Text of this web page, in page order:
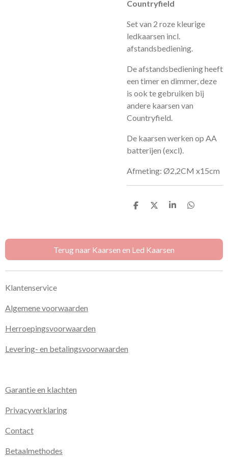
Countryfield
Set van 2 roze kleurige
ledkaarsen incl.
afstandsbediening.
De afstandsbediening heeft
een timer en dimmer, deze
is ook te gebruiken bij
andere kaarsen van
Countryfield.
De kaarsen werken op AA
batterijen (excl).
Afmeting: Ø2,2CM x15cm
D
n
D
S
e
D
n
Terug naar Kaarsen en Led Kaarsen
Klantenservice
Algemene voorwaarden
Herroepingsvoorwaarden
Levering- en betalingsvoorwaarden
Garantie en klachten
Privacyverklaring
Contact
Betaalmethodes